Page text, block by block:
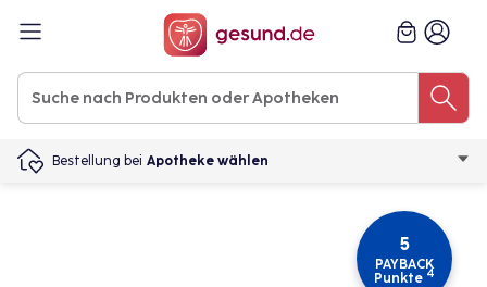
Bestellung bei Apotheke wählen
5
PAYBACK
Punkte 4